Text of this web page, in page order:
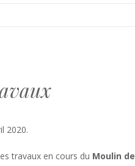
2020.
travaux en cours du Moulin